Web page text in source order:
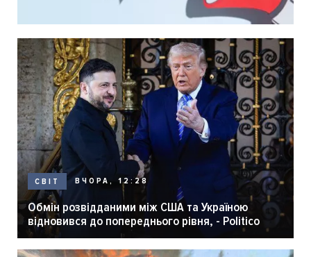
СВІТ ВЧОРА, 12:28
Обмін розвідданими між США та Україною
відновився до попереднього рівня, - Politico